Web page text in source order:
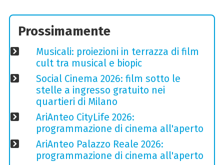
Prossimamente
Musicali: proiezioni in terrazza di film
cult tra musical e biopic
Social Cinema 2026: film sotto le
stelle a ingresso gratuito nei
quartieri di Milano
AriAnteo CityLife 2026:
programmazione di cinema all'aperto
AriAnteo Palazzo Reale 2026:
programmazione di cinema all'aperto